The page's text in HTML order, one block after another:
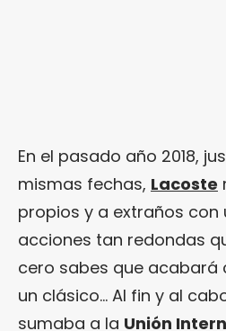
En el pasado año 2018,
mismas fechas, Lacoste
propios y a extraños con
acciones tan redondas
cero sabes que acabará
un clásico… Al fin y al
sumaba a la Unión